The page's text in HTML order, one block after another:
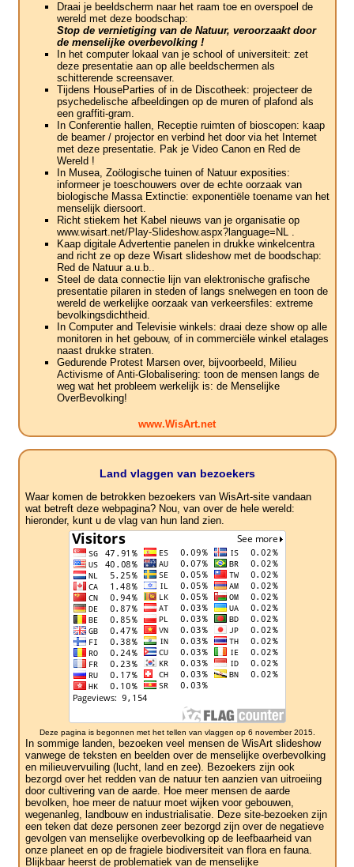
Draai je beeldscherm naar het raam toe en overspoel de
wereld met deze boodschap:
Stop de vernietiging van de Natuur, veroorzaakt door
de menselijke overbevolking !
In het computer lokaal van je school of universiteit: zet
deze presentatie aan op alle beeldschermen als
schitterende screensaver.
Tijdens HouseParties of in de Discotheek: projecteer de
psychedelische afbeeldingen op de muren of plafond als
een graffiti-gram.
In Conferentie hallen, Receptie ruimten of bioscopen: kaap
de beamer / projector en verbind het door via het Internet
met deze presentatie. Pak je Video Canon en Red de
Wereld !
In Musea, Zoölogische tuinen of Natuur exposities:
informeer je toeschouwers over de echte oorzaak van
biologische Massa Extinctie: exponentiële toename van het
menselijk diersoort.
Richt stiekem het Kabel nieuws van je organisatie op
www.wisart.net/Play-Slideshow.aspx?language=NL .
Kaap digitale Advertentie panelen in drukke winkelcentra
and richt ze op deze Wisart slideshow met de boodschap:
Red de Natuur a.u.b..
Steel de data connectie lijn van elektronische grafische
presentatie pilaren in steden of langs snelwegen en toon de
wereld de werkelijke oorzaak van verkeersfiles: extreme
bevolkingsdichtheid.
In Computer and Televisie winkels: draai deze show op alle
monitoren in het gebouw, of in commerciële winkel etalages
naast drukke straten.
Gedurende Protest Marsen over, bijvoorbeeld, Milieu
Activisme of Anti-Globalisering: toon de mensen langs de
weg wat het probleem werkelijk is: de Menselijke
OverBevolking!
www.WisArt.net
Land vlaggen van bezoekers
Waar komen de betrokken bezoekers van WisArt-site vandaan
wat betreft deze webpagina? Nou, van over de hele wereld:
hieronder, kunt u de vlag van hun land zien.
Deze pagina is begonnen met het tellen van vlaggen op 6 november 2015.
In sommige landen, bezoeken veel mensen de WisArt slideshow
vanwege de teksten en beelden over de menselijke overbevolking
en milieuvervuiling (lucht, land en zee). Bezoekers zijn ook
bezorgd over het redden van de natuur ten aanzien van uitroeiing
door cultivering van de aarde. Hoe meer mensen de aarde
bevolken, hoe meer de natuur moet wijken voor gebouwen,
wegenanleg, landbouw en industrialisatie. Deze site-bezoeken zijn
een teken dat deze personen zeer bezorgd zijn over de negatieve
gevolgen van menselijke overbevolking op de leefbaarheid van
onze planeet en op de fragiele biodiversiteit van flora en fauna.
Blijkbaar heerst de problematiek van de menselijke